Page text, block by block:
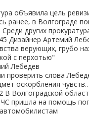
ранее, в Волгограде
других
Дизайнер Артемий
верующих, грубо
с перхотью"
проверить слова
оскорбления
В Волгоградской
пришла на помощь